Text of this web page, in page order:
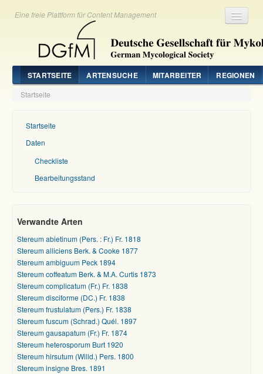
Eine freie Plattform für Content Management
STARTSEITE ARTENSUCHE MITARBEITER REGIONEN
Startseite
Startseite
Daten
Checkliste
Bearbeitungsstand
Verwandte Arten
Stereum abietinum (Pers. : Fr.) Fr. 1818
Stereum alliciens Berk. & Cooke 1877
Stereum ambiguum Peck 1894
Stereum coffeatum Berk. & M.A. Curtis 1873
Stereum complicatum (Fr.) Fr. 1838
Stereum disciforme (DC.) Fr. 1838
Stereum frustulatum (Pers.) Fr. 1838
Stereum fuscum (Schrad.) Quél. 1897
Stereum gausapatum (Fr.) Fr. 1874
Stereum heterosporum Burt 1920
Stereum hirsutum (Willd.) Pers. 1800
Stereum insigne Bres. 1891